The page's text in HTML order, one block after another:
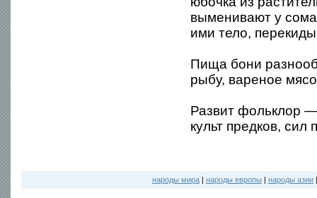
выменивают у
ими тело,
Пища бони
рыбу, вареное
Развит фольклор
культ предков,
народы мира | народы европы | народы азии